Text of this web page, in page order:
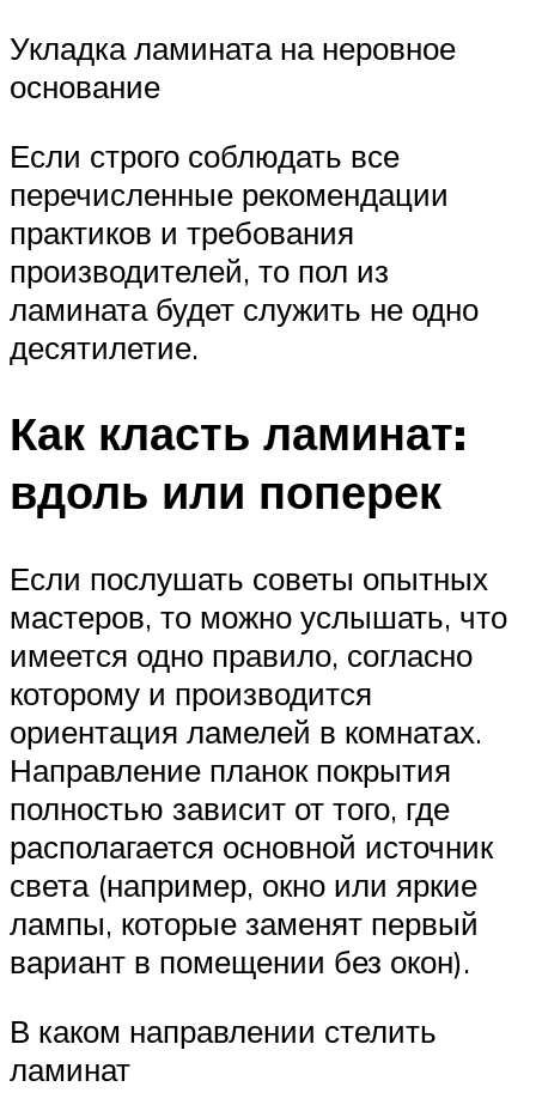
Укладка ламината на неровное
основание
Если строго соблюдать все
перечисленные рекомендации
практиков и требования
производителей, то пол из
ламината будет служить не одно
десятилетие.
Как класть ламинат:
вдоль или поперек
Если послушать советы опытных
мастеров, то можно услышать, что
имеется одно правило, согласно
которому и производится
ориентация ламелей в комнатах.
Направление планок покрытия
полностью зависит от того, где
располагается основной источник
света (например, окно или яркие
лампы, которые заменят первый
вариант в помещении без окон).
В каком направлении стелить
ламинат